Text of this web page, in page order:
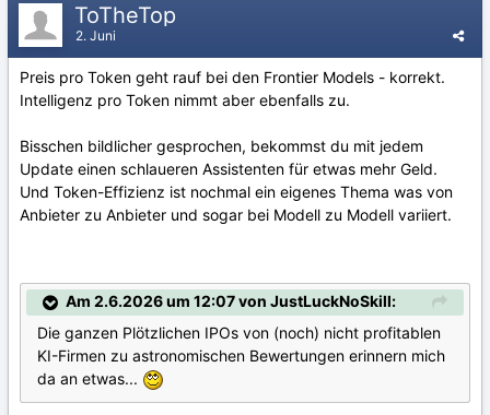
ToTheTop
2. Juni
Preis pro Token geht rauf bei den Frontier Models - korrekt.
Intelligenz pro Token nimmt aber ebenfalls zu.
Bisschen bildlicher gesprochen, bekommst du mit jedem
Update einen schlaueren Assistenten für etwas mehr Geld.
Und Token-Effizienz ist nochmal ein eigenes Thema was von
Anbieter zu Anbieter und sogar bei Modell zu Modell variiert.
Am 2.6.2026 um 12:07 von JustLuckNoSkill:
Die ganzen Plötzlichen IPOs von (noch) nicht profitablen
KI-Firmen zu astronomischen Bewertungen erinnern mich
da an etwas...